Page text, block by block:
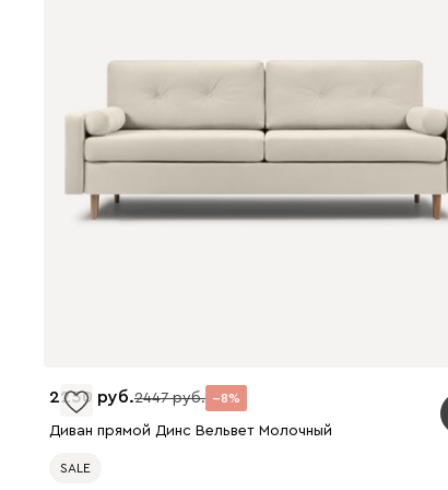
2250 2447 8
Диван прямой Динс Вельвет Молочный
SALE